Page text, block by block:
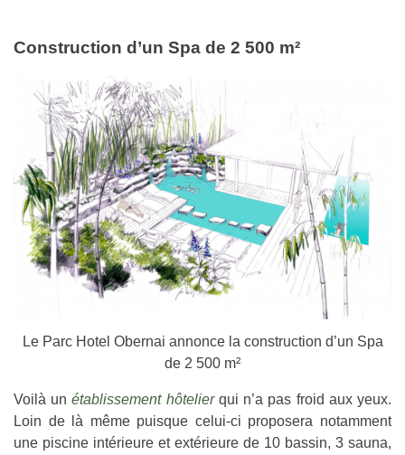
Construction d’un Spa de 2 500 m²
Le Parc Hotel Obernai annonce la construction d’un Spa
de 2 500 m²
Voilà unétablissement hôtelierqui n’a pas froid aux yeux.
Loin de là même puisque celui-ci proposera notamment
une piscine intérieure et extérieure de 10 bassin, 3 sauna,